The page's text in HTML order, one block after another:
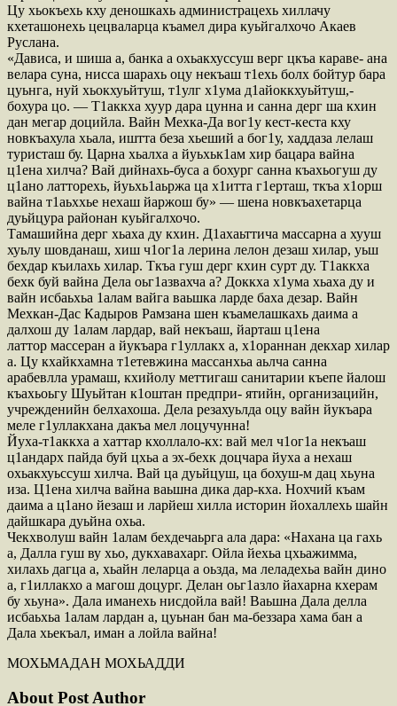
Цу хьокъехь кху деношкахь администрацехь хиллачу
кхеташонехь цецваларца къамел дира куьйгалхочо Акаев
Руслана.
«Дависа, и шиша а, банка а охьакхуссуш верг цкъа караве- ана
велара суна, нисса шарахь оцу некъаш т1ехь болх бойтур бара
цуьнга, нуй хьокхуьйтуш, т1улг х1ума д1айоккхуьйтуш,-
бохура цо. — Т1аккха хуур дара цунна и санна дерг ша кхин
дан мегар доцийла. Вайн Мехка-Да вог1у кест-кеста кху
новкъахула хьала, иштта беза хьеший а бог1у, хаддаза лелаш
туристаш бу. Царна хьалха а йуьхьк1ам хир бацара вайна
ц1ена хилча? Вай дийнахь-буса а бохург санна къахьогуш ду
ц1ано латторехь, йуьхь1аьржа ца х1итта г1ерташ, ткъа х1орш
вайна т1аьххье нехаш йаржош бу» — шена новкъахетарца
дуьйцура районан куьйгалхочо.
Тамашийна дерг хьаха ду кхин. Д1ахаьттича массарна а хууш
хуьлу шовданаш, хиш ч1ог1а лерина лелон дезаш хилар, уьш
бехдар къилахь хилар. Ткъа гуш дерг кхин сурт ду. Т1аккха
бехк буй вайна Дела оьг1азвахча а? Доккха х1ума хьаха ду и
вайн исбаьхьа 1алам вайга ваьшка ларде баха дезар. Вайн
Мехкан-Дас Кадыров Рамзана шен къамелашкахь даима а
далхош ду 1алам лардар, вай некъаш, йарташ ц1ена
латтор массеран а йукъара г1уллакх а, х1ораннан декхар хилар
а. Цу кхайкхамна т1етевжина массанхьа аьлча санна
арабевлла урамаш, кхийолу меттигаш санитарии къепе йалош
къахьоьгу Шуьйтан к1оштан предпри- ятийн, организацийн,
учрежденийн белхахоша. Дела резахуьлда оцу вайн йукъара
меле г1уллакхана дакъа мел лоцучунна!
Йуха-т1аккха а хаттар кхоллало-кх: вай мел ч1ог1а некъаш
ц1андарх пайда буй цхьа а эх-бехк доцчара йуха а нехаш
охьакхуьссуш хилча. Вай ца дуьйцуш, ца бохуш-м дац хьуна
иза. Ц1ена хилча вайна ваьшна дика дар-кха. Нохчий къам
даима а ц1ано йезаш и ларйеш хилла историн йохаллехь шайн
дайшкара дуьйна охьа.
Чекхволуш вайн 1алам бехдечаьрга ала дара: «Нахана ца гахь
а, Далла гуш ву хьо, дукхавахарг. Ойла йехьа цхьажимма,
хилахь дагца а, хьайн леларца а оьзда, ма леладехьа вайн дино
а, г1иллакхо а магош доцург. Делан оьг1азло йахарна кхерам
бу хьуна». Дала иманехь нисдойла вай! Ваьшна Дала делла
исбаьхьа 1алам лардан а, цуьнан бан ма-беззара хама бан а
Дала хьекъал, иман а лойла вайна!
МОХЬМАДАН МОХЬАДДИ
About Post Author